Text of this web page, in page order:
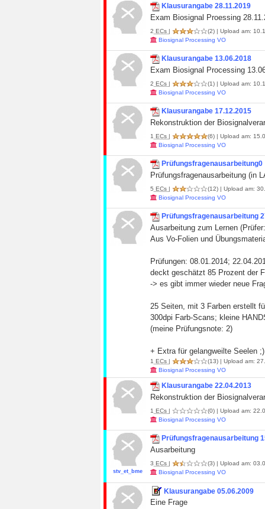
Klausurangabe 28.11.2019
Exam Biosignal Proessing
2 ECs | (2) | Upload am:
Biosignal Processing VO
Klausurangabe 13.06.2018
Exam Biosignal Processing
2 ECs | (1) | Upload am:
Biosignal Processing VO
Klausurangabe 17.12.2015
Rekonstruktion der
1 ECs | (6) | Upload am:
Biosignal Processing VO
Prüfungsfragenausarbeitung0
Prüfungsfragenausarbeitung (in
5 ECs | (12) | Upload am:
Biosignal Processing VO
Prüfungsfragenausarbeitung
Ausarbeitung zum Lernen
Aus Vo-Folien und
Prüfungen: 08.01.2014;
deckt geschätzt 85 Prozent der
-> es gibt immer wieder neue
25 Seiten, mit 3 Farben erstellt
300dpi Farb-Scans; kleine
(meine Prüfungsnote: 2)
+ Extra für gelangweilte Seelen ;)
1 ECs | (13) | Upload am:
Biosignal Processing VO
Klausurangabe 22.04.2013
Rekonstruktion der
1 ECs | (0) | Upload am:
Biosignal Processing VO
stv_et_bme
Prüfungsfragenausarbeitung
Ausarbeitung
3 ECs | (3) | Upload am:
Biosignal Processing VO
Klausurangabe 05.06.2009
Eine Frage